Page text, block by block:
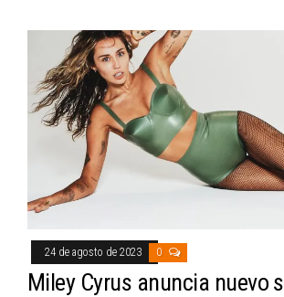
24 de agosto de 2023 0
Miley Cyrus anuncia nuevo